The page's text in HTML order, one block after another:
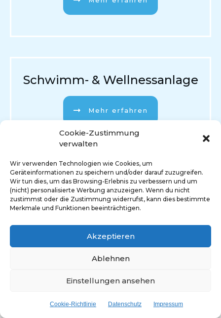
Cookie-Zustimmung
verwalten
Wir verwenden Technologien wie Cookies, um
Geräteinformationen zu speichern und/oder darauf zuzugreifen.
Wir tun dies, um das Browsing-Erlebnis zu verbessern und um
(nicht) personalisierte Werbung anzuzeigen. Wenn du nicht
zustimmst oder die Zustimmung widerrufst, kann dies bestimmte
Merkmale und Funktionen beeinträchtigen.
Akzeptieren
Ablehnen
Einstellungen ansehen
Cookie-Richtlinie Datenschutz Impressum
Schwimm- & Wellnessanlage
Mehr erfahren